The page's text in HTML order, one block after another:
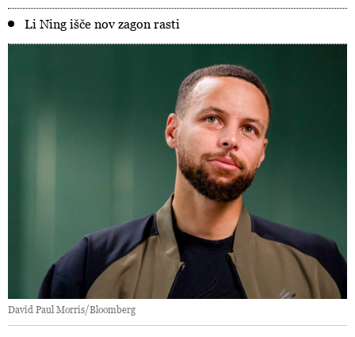
Li Ning išče nov zagon rasti
David Paul Morris/Bloomberg